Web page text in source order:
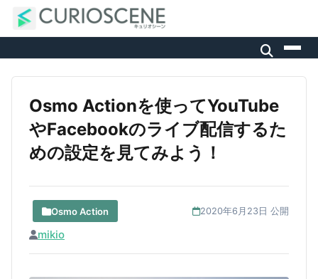
Osmo Actionを使ってYouTube
やFacebookのライブ配信するた
めの設定を見てみよう！
Osmo Action 2020年6月23日 公開
mikio